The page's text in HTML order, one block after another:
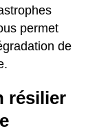
permet
de
résilier